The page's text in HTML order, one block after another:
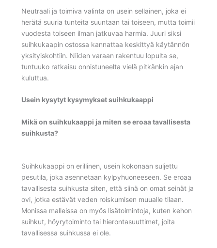
Neutraali ja toimiva valinta on usein sellainen, joka ei
herätä suuria tunteita suuntaan tai toiseen, mutta toimii
vuodesta toiseen ilman jatkuvaa harmia. Juuri siksi
suihkukaapin ostossa kannattaa keskittyä käytännön
yksityiskohtiin. Niiden varaan rakentuu lopulta se,
tuntuuko ratkaisu onnistuneelta vielä pitkänkin ajan
kuluttua.
Usein kysytyt kysymykset suihkukaappi
Mikä on suihkukaappi ja miten se eroaa tavallisesta
suihkusta?
Suihkukaappi on erillinen, usein kokonaan suljettu
pesutila, joka asennetaan kylpyhuoneeseen. Se eroaa
tavallisesta suihkusta siten, että siinä on omat seinät ja
ovi, jotka estävät veden roiskumisen muualle tilaan.
Monissa malleissa on myös lisätoimintoja, kuten kehon
suihkut, höyrytoiminto tai hierontasuuttimet, joita
tavallisessa suihkussa ei ole.